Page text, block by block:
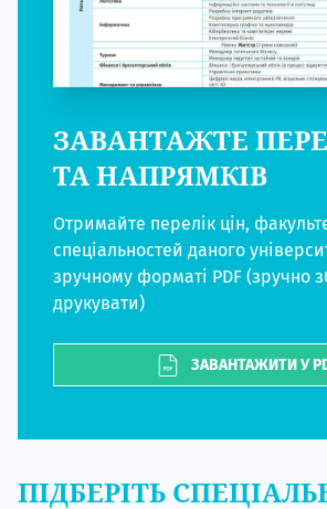
ЗАВАНТАЖТЕ
ТА НАПРЯМКІВ
Отримайте перелік цін,
спеціальностей даного
зручному форматі PDF (зручно
друкувати)
ЗАВАНТАЖИТИ У
ПІДБЕРІТЬ